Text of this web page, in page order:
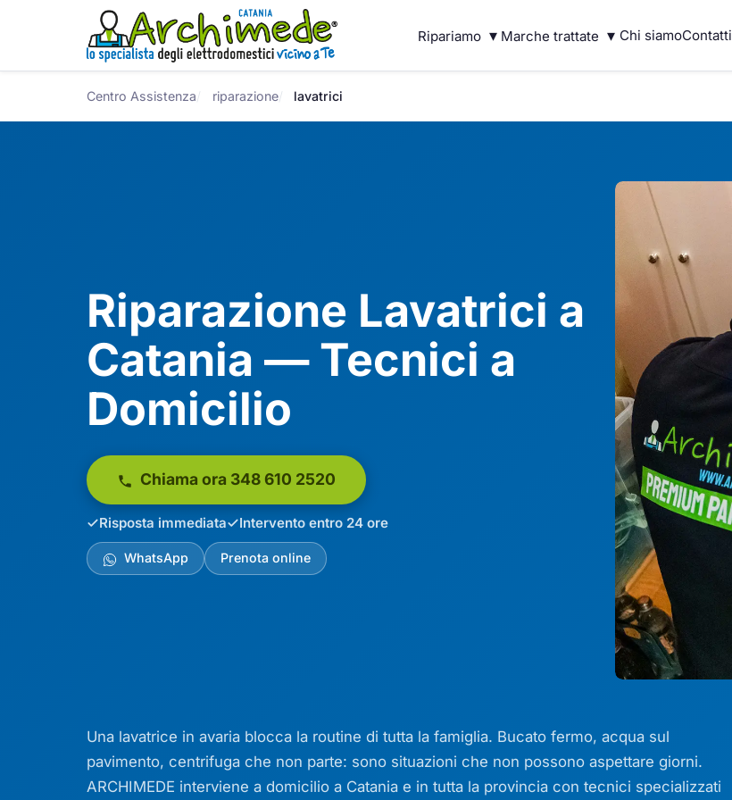
Ripariamo ▾ Marche trattate ▾ Chi siamoContatti
Centro Assistenza riparazione lavatrici
Riparazione Lavatrici a
Catania — Tecnici a
Domicilio
Chiama ora 348 610 2520
Risposta immediata Intervento entro 24 ore
WhatsApp Prenota online
Una lavatrice in avaria blocca la routine di tutta la famiglia. Bucato fermo, acqua sul
pavimento, centrifuga che non parte: sono situazioni che non possono aspettare giorni.
ARCHIMEDE interviene a domicilio a Catania e in tutta la provincia con tecnici specializzati